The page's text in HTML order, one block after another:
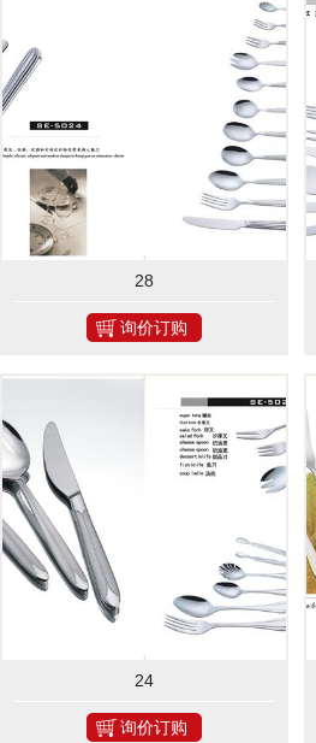
28
询价订购
24
询价订购